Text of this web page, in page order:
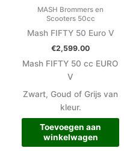
MASH Brommers en
Scooters 50cc
Mash FIFTY 50 Euro V
€2,599.00
Mash FIFTY 50 cc EURO
V
Zwart, Goud of Grijs van
kleur.
Toevoegen aan
winkelwagen